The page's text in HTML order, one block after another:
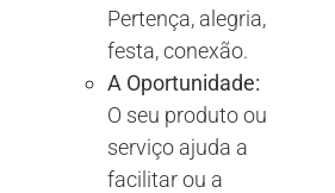
Pertença, alegria,
festa, conexão.
A Oportunidade:
O seu produto ou
serviço ajuda a
facilitar ou a